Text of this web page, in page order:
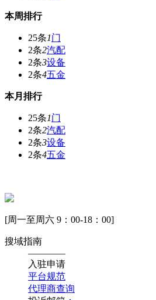
本周排行
25条1门
2条2汽配
2条3设备
2条4五金
本月排行
25条1门
2条2汽配
2条3设备
2条4五金
[周一至周六 9：00-18：00]
搜域指南
————
入驻申请
平台规范
代理商查询